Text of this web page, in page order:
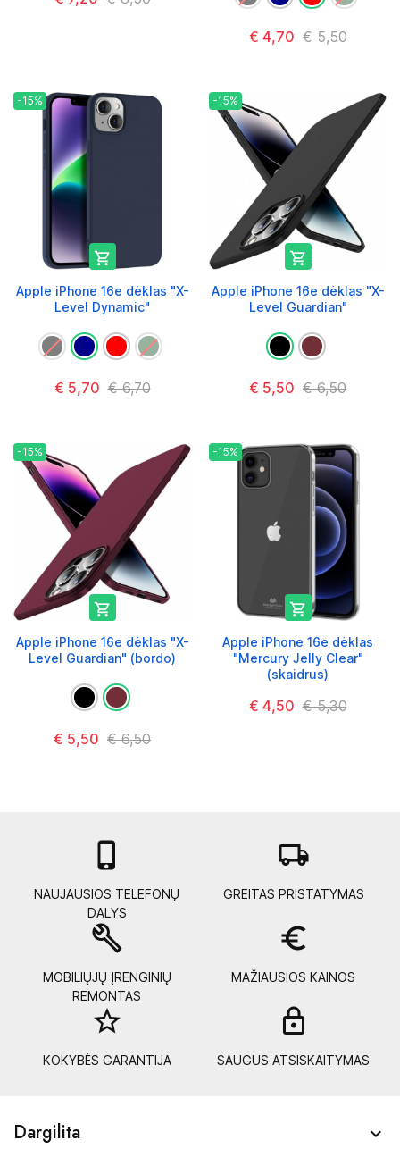
€ 4,70 € 5,50
-15%

Apple iPhone 16e dėklas "X-
Level Dynamic"
€ 5,70 € 6,70
-15%

Apple iPhone 16e dėklas "X-
Level Guardian"
€ 5,50 € 6,50
-15%

Apple iPhone 16e dėklas "X-
Level Guardian" (bordo)
€ 5,50 € 6,50
-15%

Apple iPhone 16e dėklas
"Mercury Jelly Clear"
(skaidrus)
€ 4,50 € 5,30

NAUJAUSIOS TELEFONŲ
DALYS
local_shipping
GREITAS PRISTATYMAS
build
MOBILIŲJŲ ĮRENGINIŲ
REMONTAS
euro_symbol
MAŽIAUSIOS KAINOS
star_border
KOKYBĖS GARANTIJA SAUGUS ATSISKAITYMAS
Dargilita 